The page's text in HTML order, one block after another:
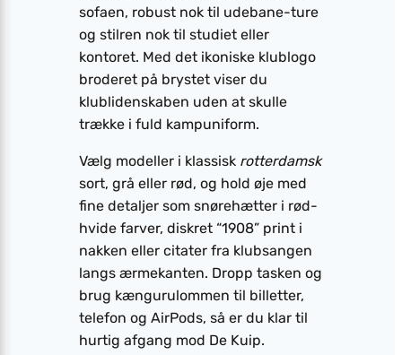
sofaen, robust nok til udebane-ture
og stilren nok til studiet eller
kontoret. Med det ikoniske klublogo
broderet på brystet viser du
klublidenskaben uden at skulle
trække i fuld kampuniform.
Vælg modeller i klassisk rotterdamsk
sort, grå eller rød, og hold øje med
fine detaljer som snørehætter i rød-
hvide farver, diskret “1908” print i
nakken eller citater fra klubsangen
langs ærmekanten. Dropp tasken og
brug kængurulommen til billetter,
telefon og AirPods, så er du klar til
hurtig afgang mod De Kuip.